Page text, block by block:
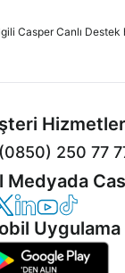
Casper Canlı
(0850) 250 77
Medyada
Instagram
Twitter
Casper LinkedIn
CasperCasper
Uygulama